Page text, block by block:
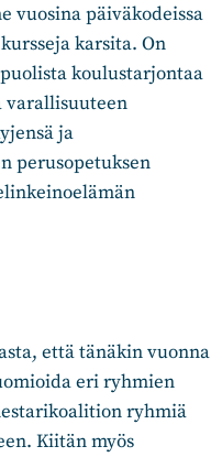
vuosina päiväkodeissa
karsita. On
koulustarjontaa
varallisuuteen
ja
perusopetuksen
että tänäkin vuonna
eri ryhmien
ryhmiä
Kiitän myös